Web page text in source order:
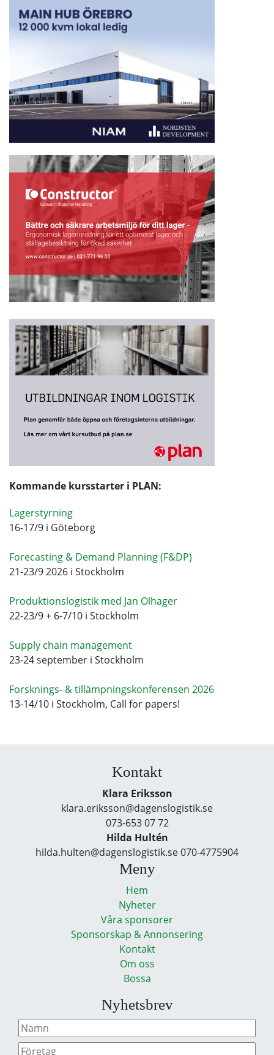
Kommande kursstarter i PLAN:
Lagerstyrning
16-17/9 i Göteborg
Forecasting & Demand Planning (F&DP)
21-23/9 2026 i Stockholm
Produktionslogistik med Jan Olhager
22-23/9 + 6-7/10 i Stockholm
Supply chain management
23-24 september i Stockholm
Forsknings- & tillämpningskonferensen 2026
13-14/10 i Stockholm, Call for papers!
Kontakt
Klara Eriksson
klara.eriksson@dagenslogistik.se
073-653 07 72
Hilda Hultén
hilda.hulten@dagenslogistik.se 070-4775904
Meny
Hem
Nyheter
Våra sponsorer
Sponsorskap & Annonsering
Kontakt
Om oss
Bossa
Nyhetsbrev